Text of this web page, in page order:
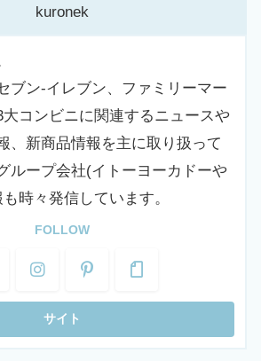
kuronek
ブン-イレブン、ファミリーマー
大コンビニに関連するニュースや
、新商品情報を主に取り扱って
ループ会社(イトーヨーカドーや
時々発信しています。
FOLLOW